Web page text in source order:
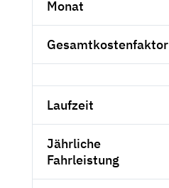
Monat
Gesamtkostenfaktor
Laufzeit
Jährliche
Fahrleistung